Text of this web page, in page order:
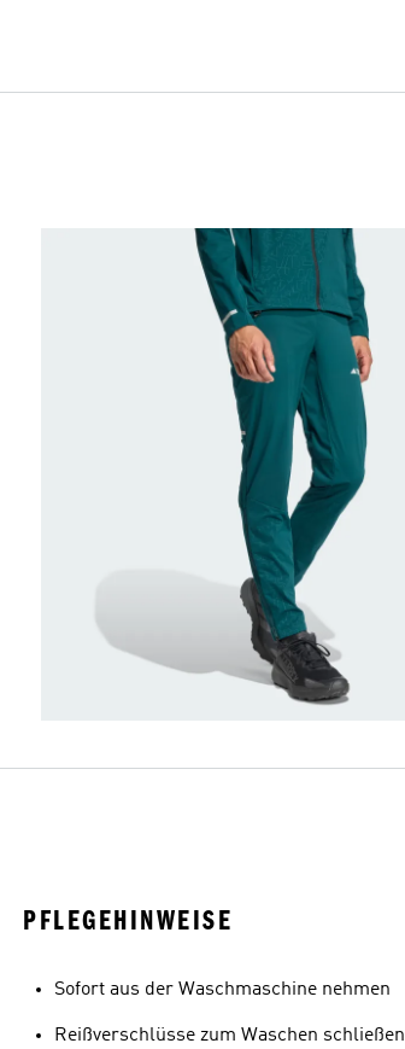
PFLEGEHINWEISE
Sofort aus der Waschmaschine nehmen
Reißverschlüsse zum Waschen schließen